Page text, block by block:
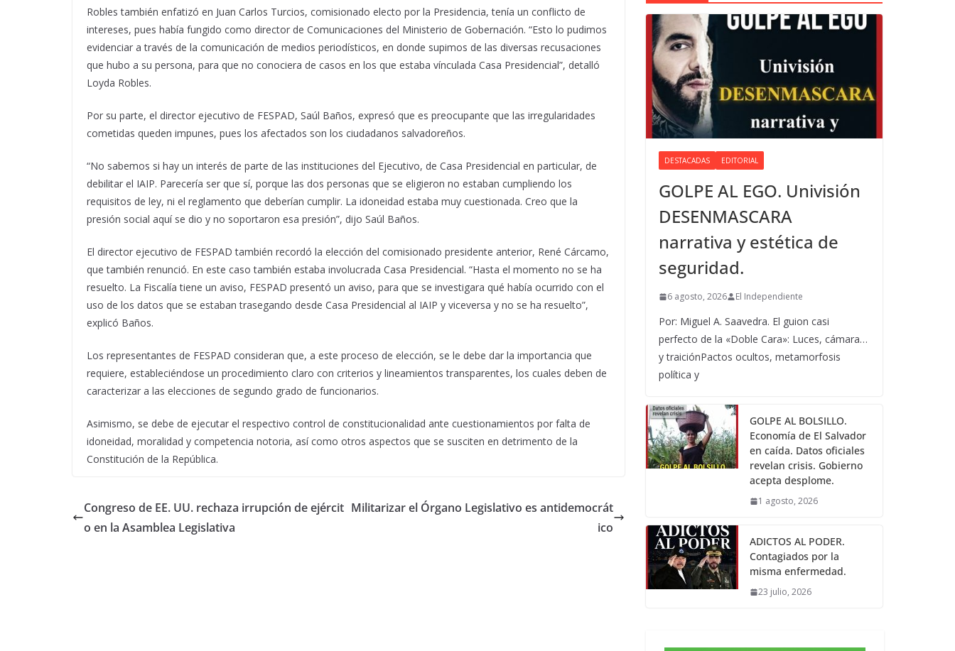
Robles también enfatizó en Juan Carlos Turcios, comisionado electo por la Presidencia, tenía un conflicto de
intereses, pues había fungido como director de Comunicaciones del Ministerio de Gobernación. “Esto lo pudimos
evidenciar a través de la comunicación de medios periodísticos, en donde supimos de las diversas recusaciones
que hubo a su persona, para que no conociera de casos en los que estaba vínculada Casa Presidencial”, detalló
Loyda Robles.
Por su parte, el director ejecutivo de FESPAD, Saúl Baños, expresó que es preocupante que las irregularidades
cometidas queden impunes, pues los afectados son los ciudadanos salvadoreños.
“No sabemos si hay un interés de parte de las instituciones del Ejecutivo, de Casa Presidencial en particular, de
debilitar el IAIP. Parecería ser que sí, porque las dos personas que se eligieron no estaban cumpliendo los
requisitos de ley, ni el reglamento que deberían cumplir. La idoneidad estaba muy cuestionada. Creo que la
presión social aquí se dio y no soportaron esa presión”, dijo Saúl Baños.
El director ejecutivo de FESPAD también recordó la elección del comisionado presidente anterior, René Cárcamo,
que también renunció. En este caso también estaba involucrada Casa Presidencial. “Hasta el momento no se ha
resuelto. La Fiscalía tiene un aviso, FESPAD presentó un aviso, para que se investigara qué había ocurrido con el
uso de los datos que se estaban trasegando desde Casa Presidencial al IAIP y viceversa y no se ha resuelto”,
explicó Baños.
Los representantes de FESPAD consideran que, a este proceso de elección, se le debe dar la importancia que
requiere, estableciéndose un procedimiento claro con criterios y lineamientos transparentes, los cuales deben de
caracterizar a las elecciones de segundo grado de funcionarios.
Asimismo, se debe de ejecutar el respectivo control de constitucionalidad ante cuestionamientos por falta de
idoneidad, moralidad y competencia notoria, así como otros aspectos que se susciten en detrimento de la
Constitución de la República.
Congreso de EE. UU. rechaza irrupción de ejércit
o en la Asamblea Legislativa
Militarizar el Órgano Legislativo es antidemocrát
ico
DESTACADAS EDITORIAL
GOLPE AL EGO. Univisión
DESENMASCARA
narrativa y estética de
seguridad.
6 agosto, 2026 El Independiente
Por: Miguel A. Saavedra. El guion casi
perfecto de la «Doble Cara»: Luces, cámara…
y traiciónPactos ocultos, metamorfosis
política y
GOLPE AL BOLSILLO.
Economía de El Salvador
en caída. Datos oficiales
revelan crisis. Gobierno
acepta desplome.
1 agosto, 2026
ADICTOS AL PODER.
Contagiados por la
misma enfermedad.
23 julio, 2026